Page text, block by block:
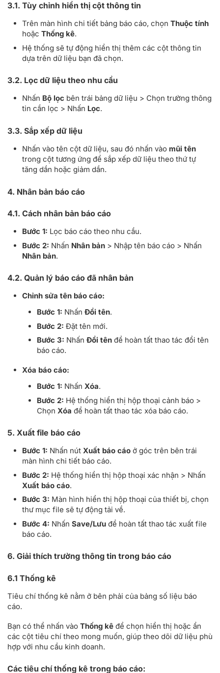
3.1. Tùy chỉnh hiển thị cột thông tin
Trên màn hình chi tiết bảng báo cáo, chọn Thuộc tính
hoặc Thống kê.
Hệ thống sẽ tự động hiển thị thêm các cột thông tin
dựa trên dữ liệu bạn đã chọn.
3.2. Lọc dữ liệu theo nhu cầu
Nhấn Bộ lọc bên trái bảng dữ liệu > Chọn trường thông
tin cần lọc > Nhấn Lọc.
3.3. Sắp xếp dữ liệu
Nhấn vào tên cột dữ liệu, sau đó nhấn vào mũi tên
trong cột tương ứng để sắp xếp dữ liệu theo thứ tự
tăng dần hoặc giảm dần.
4. Nhân bản báo cáo
4.1. Cách nhân bản báo cáo
Bước 1: Lọc báo cáo theo nhu cầu.
Bước 2: Nhấn Nhân bản > Nhập tên báo cáo > Nhấn
Nhân bản.
4.2. Quản lý báo cáo đã nhân bản
Chỉnh sửa tên báo cáo:
Bước 1: Nhấn Đổi tên.
Bước 2: Đặt tên mới.
Bước 3: Nhấn Đổi tên để hoàn tất thao tác đổi tên
báo cáo.
Xóa báo cáo:
Bước 1: Nhấn Xóa.
Bước 2: Hệ thống hiển thị hộp thoại cảnh báo >
Chọn Xóa để hoàn tất thao tác xóa báo cáo.
5. Xuất file báo cáo
Bước 1: Nhấn nút Xuất báo cáo ở góc trên bên trái
màn hình chi tiết báo cáo.
Bước 2: Hệ thống hiển thị hộp thoại xác nhận > Nhấn
Xuất báo cáo.
Bước 3: Màn hình hiển thị hộp thoại của thiết bị, chọn
thư mục file sẽ tự động tải về.
Bước 4: Nhấn Save/Lưu để hoàn tất thao tác xuất file
báo cáo.
6. Giải thích trường thông tin trong báo cáo
6.1 Thống kê
Tiêu chí thống kê nằm ở bên phải của bảng số liệu báo
cáo.
Bạn có thể nhấn vào Thống kê để chọn hiển thị hoặc ẩn
các cột tiêu chí theo mong muốn, giúp theo dõi dữ liệu phù
hợp với nhu cầu kinh doanh.
Các tiêu chí thống kê trong báo cáo: